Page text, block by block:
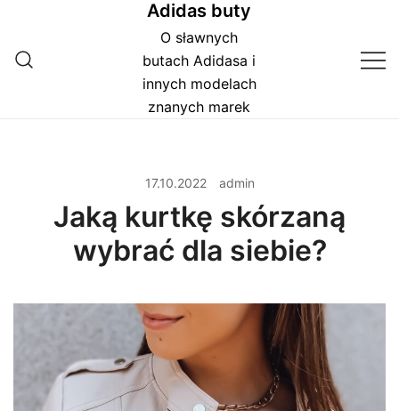
treści
Adidas buty
O sławnych
butach Adidasa i
innych modelach
znanych marek
17.10.2022 admin
Jaką kurtkę skórzaną
wybrać dla siebie?